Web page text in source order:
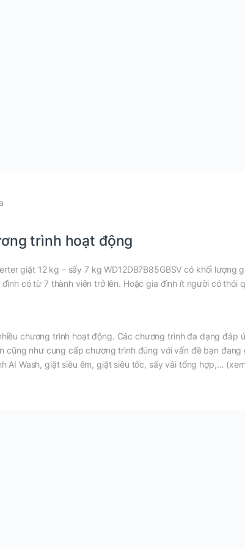
trình hoạt động
giặt 12 kg – sấy 7 kg WD12DB7B85GBSV có khối lượng
có từ 7 thành viên trở lên. Hoặc gia đình ít người có thói
chương trình hoạt động. Các chương trình đa dạng đáp
cũng như cung cấp chương trình đúng với vấn đề bạn đang
AI Wash, giặt siêu êm, giặt siêu tốc, sấy vải tổng hợp,…